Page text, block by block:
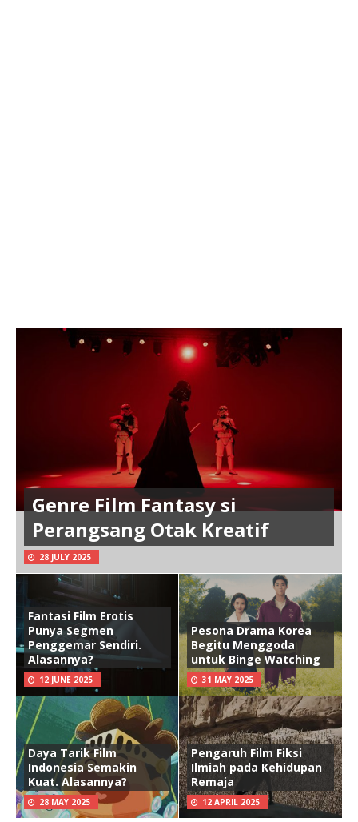
Genre Film Fantasy si
Perangsang Otak Kreatif
28 JULY 2025
Fantasi Film Erotis
Punya Segmen
Penggemar Sendiri.
Alasannya?
12 JUNE 2025
Pesona Drama Korea
Begitu Menggoda
untuk Binge Watching
31 MAY 2025
Daya Tarik Film
Indonesia Semakin
Kuat. Alasannya?
28 MAY 2025
Pengaruh Film Fiksi
Ilmiah pada Kehidupan
Remaja
12 APRIL 2025